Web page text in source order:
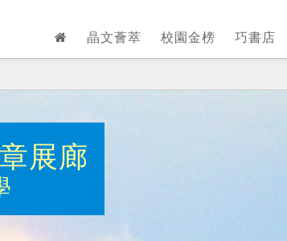
晶文薈萃 校園金榜 巧書店
展廊